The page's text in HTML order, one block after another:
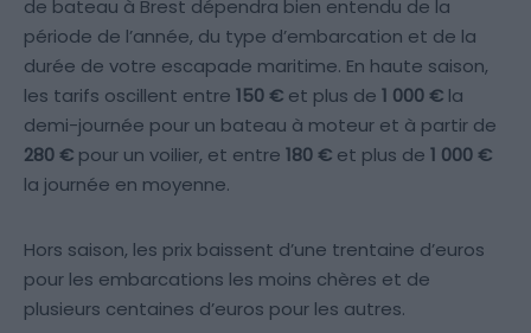
de bateau à Brest dépendra bien entendu de la
période de l’année, du type d’embarcation et de la
durée de votre escapade maritime. En haute saison,
les tarifs oscillent entre 150 € et plus de 1 000 € la
demi-journée pour un bateau à moteur et à partir de
280 € pour un voilier, et entre 180 € et plus de 1 000 €
la journée en moyenne.
Hors saison, les prix baissent d’une trentaine d’euros
pour les embarcations les moins chères et de
plusieurs centaines d’euros pour les autres.